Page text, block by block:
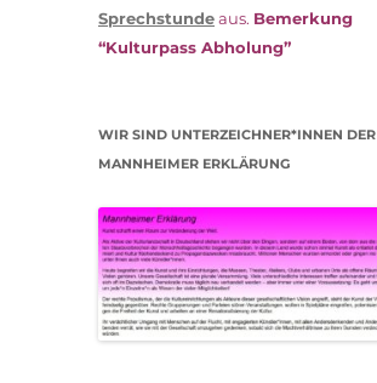
Sprechstundeaus. Bemerkung
“Kulturpass Abholung”
WIR SIND UNTERZEICHNER*INNEN DER
MANNHEIMER ERKLÄRUNG